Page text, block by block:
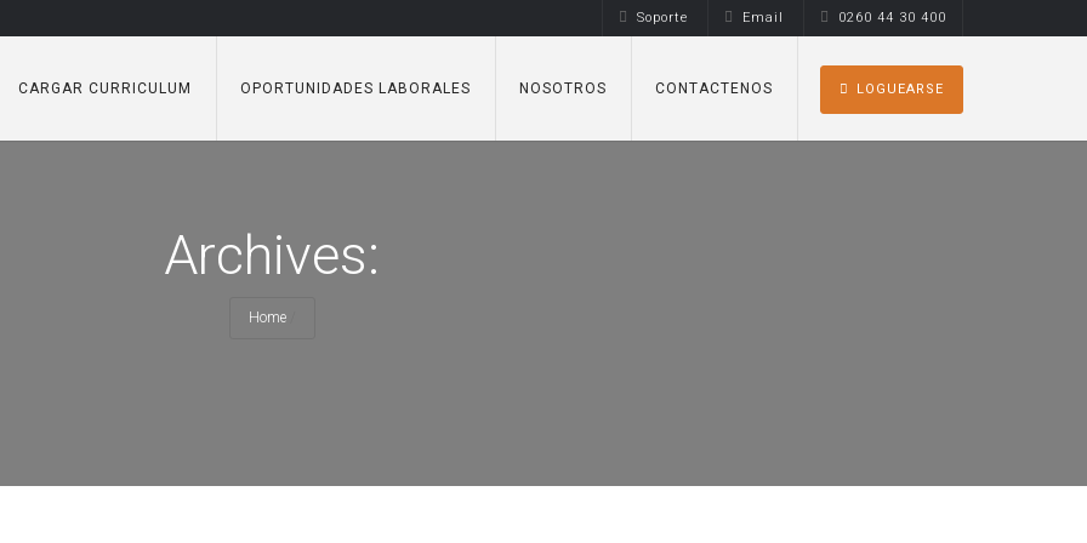
Soporte Email 0260 44 30 400
CARGAR CURRICULUM OPORTUNIDADES LABORALES NOSOTROS CONTACTENOS LOGUEARSE
Archives:
Home